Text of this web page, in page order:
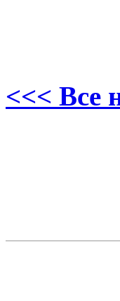
<<< Все